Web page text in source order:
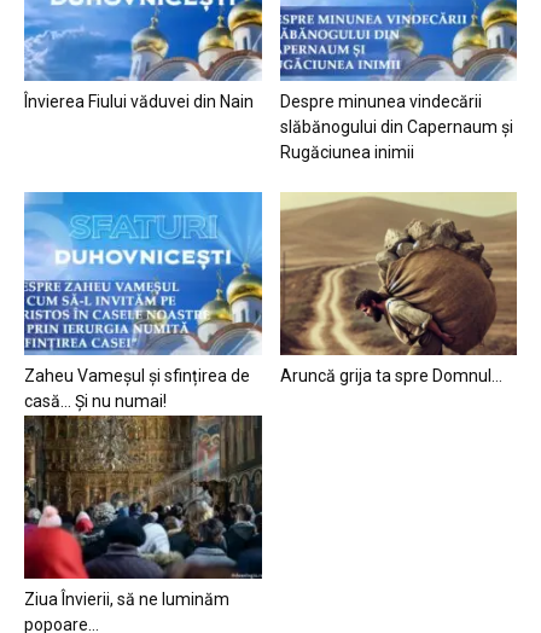
Învierea Fiului văduvei din Nain
Despre minunea vindecării
slăbănogului din Capernaum și
Rugăciunea inimii
Zaheu Vameșul și sfințirea de
casă… Și nu numai!
Aruncă grija ta spre Domnul…
Ziua Învierii, să ne luminăm
popoare…